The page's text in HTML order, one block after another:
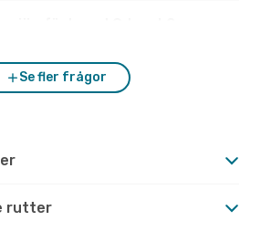
Se fler frågor
rutter